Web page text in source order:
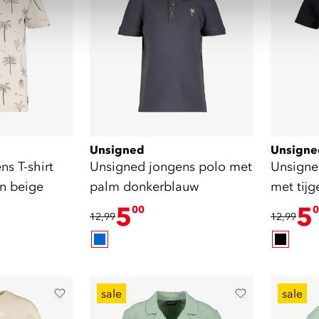
T-shirt
beige
Unsigned
Unsigned jongens polo met
palm donkerblauw
12,99500
met
12,995
sale sale